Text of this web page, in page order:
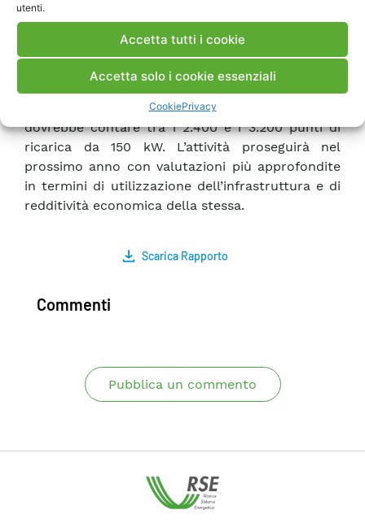
utenti.
Accetta tutti i cookie
Accetta solo i cookie essenziali
CookiePrivacy
modello multimodale del trasporto passeggeri e
Servizio, è stato possibile stimare il numero di
veicoli in carica e l’energia richiesta nelle ore di
primo dimensionamento dell’infrastruttura, che
dovrebbe contare tra i 2.400 e i 3.200 punti di
ricarica da 150 kW. L’attività proseguirà nel
prossimo anno con valutazioni più approfondite
in termini di utilizzazione dell’infrastruttura e di
redditività economica della stessa.
Scarica Rapporto
Commenti
Pubblica un commento